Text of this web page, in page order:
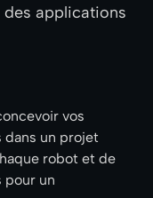
applications
vos
un projet
robot et de
pour un